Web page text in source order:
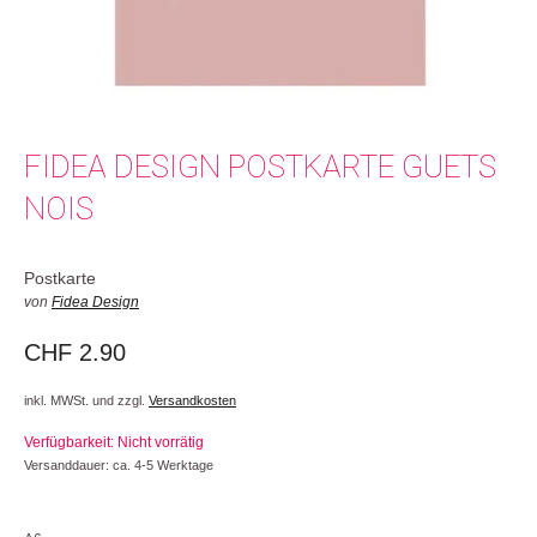
FIDEA DESIGN POSTKARTE GUETS
NOIS
Postkarte
von Fidea Design
CHF 2.90
inkl. MWSt. und zzgl. Versandkosten
Verfügbarkeit: Nicht vorrätig
Versanddauer: ca. 4-5 Werktage